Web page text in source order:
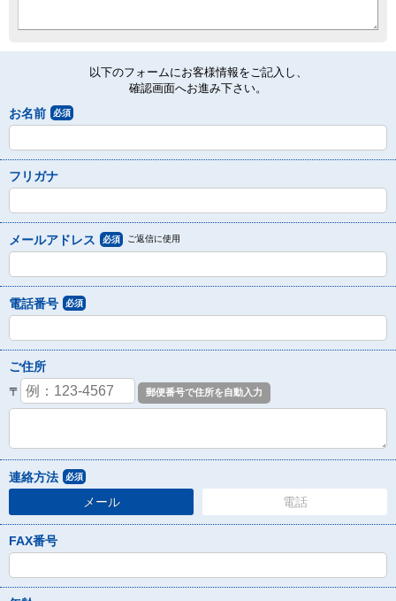
以下のフォームにお客様情報をご記入し、
確認画面へお進み下さい。
お名前 必須
フリガナ
メールアドレス 必須 ご返信に使用
電話番号 必須
ご住所
〒
連絡方法 必須
メール 電話
FAX番号